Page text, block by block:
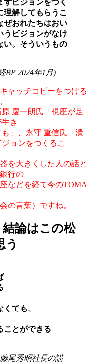
ビジョンをつく
理解してもらうこ
ぜおれたちはおい
うビジョンがなけ
い。そういうもの
BP 2024年1月)
ャッチコピーをつける
慶一朗氏「視座が足
き
」、永守 重信氏「潰
ョンをつくるこ
を大きくした人の話と
行の
などを経て今のTOMA
の言葉）ですね。
論はこの松
う
ても、
ことができる
尾秀昭社長の講